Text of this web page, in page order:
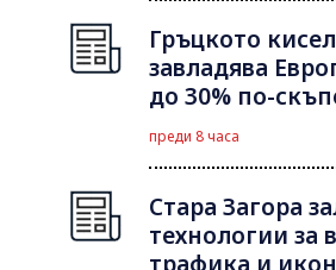
Гръцкото
завладява
до 30% по-
преди 8 часа
Стара Загора
технологии за
трафика и